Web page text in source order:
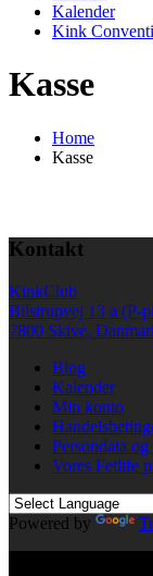
Kalender
Kink
Kasse
Home
Kasse
Kontakt
KinkClub
Bilstrupvej 13 a (P-
7800 Skive,
Blog
Kalender
Min konto
Persondata
Vores Fetlife
Powered by